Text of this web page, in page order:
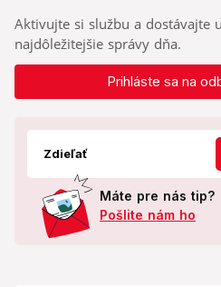
Aktivujte si službu a dostávajte
najdôležitejšie správy dňa.
Prihláste sa na
Zdieľať
Máte pre nás tip?
Pošlite nám ho